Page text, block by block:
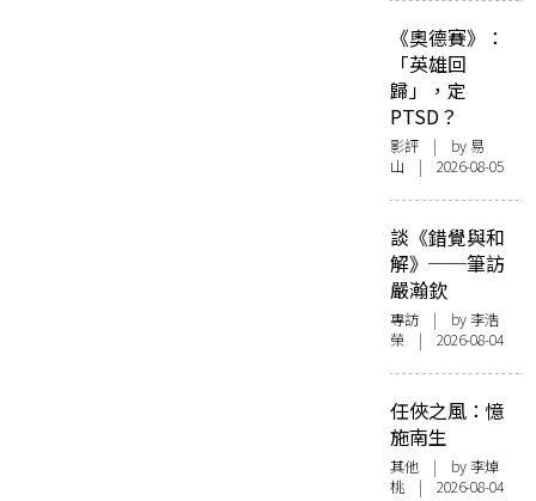
《奧德賽》：
「英雄回
歸」，定
PTSD？
影評 | by 易
山 | 2026-08-05
談《錯覺與和
解》──筆訪
嚴瀚欽
專訪 | by 李浩
榮 | 2026-08-04
任俠之風：憶
施南生
其他 | by 李焯
桃 | 2026-08-04